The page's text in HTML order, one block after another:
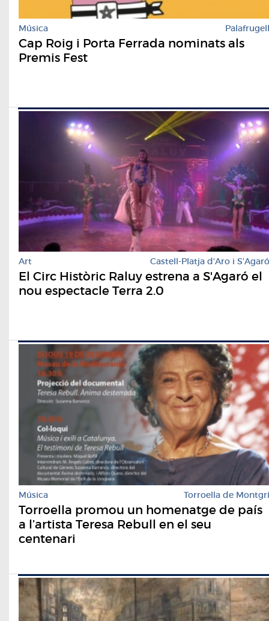
Música Palafrugell
Cap Roig i Porta Ferrada nominats als
Premis Fest
Art Castell-Platja d'Aro i S'Agaró
El Circ Històric Raluy estrena a S'Agaró el
nou espectacle Terra 2.0
Música Torroella de Montgrí
Torroella promou un homenatge de país
a l’artista Teresa Rebull en el seu
centenari